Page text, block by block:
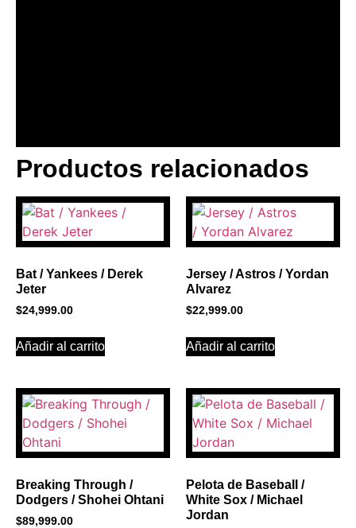
BANNER CON
PROMOCIONES 1
Click Here
Productos relacionados
Bat / Yankees / Derek
Jeter
$24,999.00
Añadir al carrito
Jersey / Astros / Yordan
Alvarez
$22,999.00
Añadir al carrito
Breaking Through /
Dodgers / Shohei Ohtani
$89,999.00
Pelota de Baseball /
White Sox / Michael
Jordan